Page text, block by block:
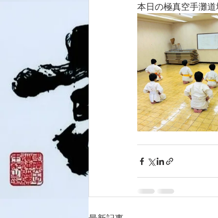
本日の極真空手灘